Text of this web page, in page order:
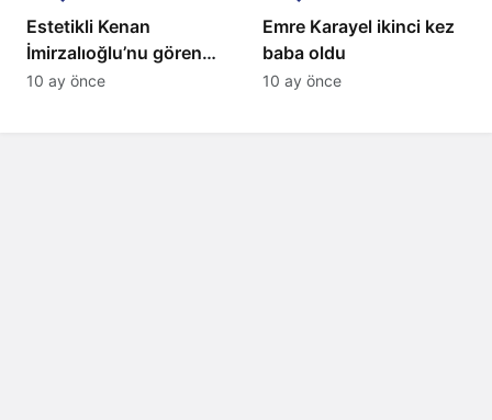
Estetikli Kenan
İmirzalıoğlu’nu gören
tanıyamıyor: Son hali
10 ay önce
Emre Karayel ikinci kez
baba oldu
10 ay önce